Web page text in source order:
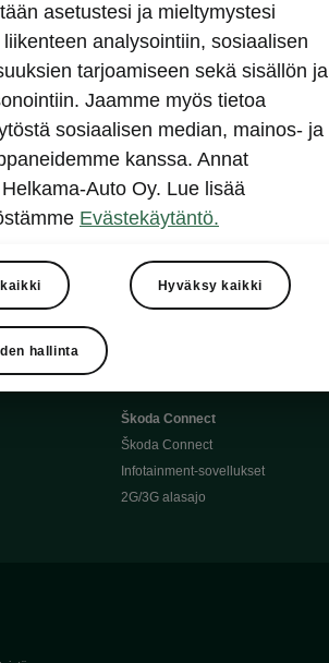
Avustinjärjestelmät
Sähköautot ja hybridit
Sähköautot ja hybridit
Ladattavat hybridit
Vinkkejä sähköautoiluun
Ajoakku ja turvallisuus
Ohjelmiston päivitys
Kotilataus
Latauspisteet kartalla
Škoda Connect
Škoda Connect
Infotainment-sovellukset
2G/3G alasajo
asetustesi ja mieltymystesi
analysointiin, sosiaalisen
tarjoamiseen sekä sisällön ja
Jaamme myös tietoa
sosiaalisen median, mainos- ja
kanssa. Annat
Auto Oy. Lue lisää
Evästekäytäntö.
Hyväksy kaikki
hallinta